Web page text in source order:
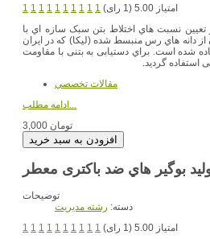
1 1 1 1 1 1 1 1 1 1
امتیاز 5.00 (1 رای)
نسبت هاي اختلاط بتن سبک سازه اي با
دانه هاي رس منبسط شده (لیکا) که در ایران
شده است. براي دستیابی به بتنی با مقاومت
استفاده گردید.
مقالات تخصصي
ادامه مطلب...
3,000 تومان
توضیحات
دسته: رشته مديريت
1 1 1 1 1 1 1 1 1 1
امتیاز 5.00 (1 رای)